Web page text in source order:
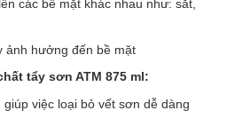
các bề mặt khác nhau như: sắt,
ảnh hưởng đến bề mặt
tẩy sơn ATM 875 ml:
việc loại bỏ vết sơn dễ dàng